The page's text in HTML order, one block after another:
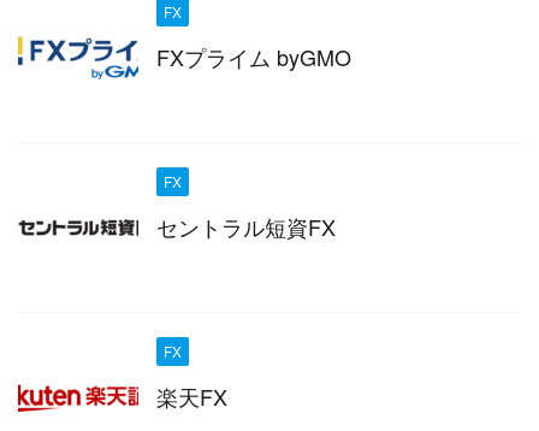
FX
FXプライム byGMO
FX
セントラル短資FX
FX
楽天FX